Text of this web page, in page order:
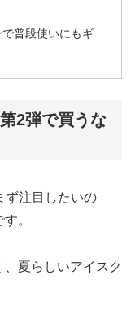
普段使いにもギ
2弾で買うな
ず注目したいの
す。
夏らしいアイスク